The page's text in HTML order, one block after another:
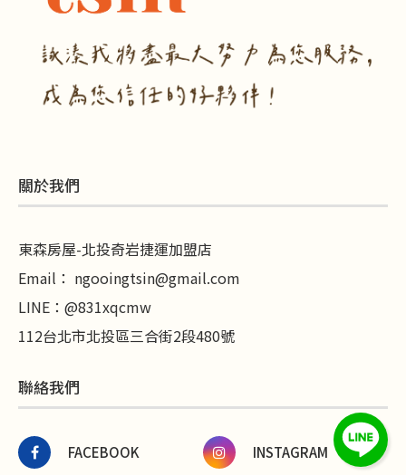
關於我們
東森房屋-北投奇岩捷運加盟店
Email： ngooingtsin@gmail.com
LINE ： @831xqcmw
112台北市北投區三合街2段480號
聯絡我們
FACEBOOK INSTAGRAM